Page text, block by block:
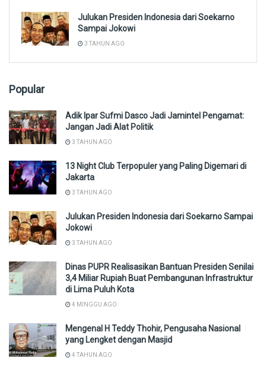
Julukan Presiden Indonesia dari Soekarno
Sampai Jokowi
3 TAHUN AGO
Popular
Adik Ipar Sufmi Dasco Jadi Jamintel Pengamat:
Jangan Jadi Alat Politik
3 TAHUN AGO
13 Night Club Terpopuler yang Paling Digemari di
Jakarta
3 TAHUN AGO
Julukan Presiden Indonesia dari Soekarno Sampai
Jokowi
3 TAHUN AGO
Dinas PUPR Realisasikan Bantuan Presiden Senilai
3,4 Miliar Rupiah Buat Pembangunan Infrastruktur
di Lima Puluh Kota
4 MINGGU AGO
Mengenal H Teddy Thohir, Pengusaha Nasional
yang Lengket dengan Masjid
4 TAHUN AGO